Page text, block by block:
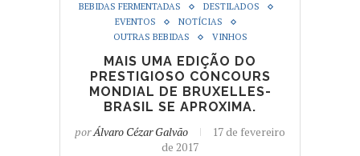
BEBIDAS FERMENTADAS
DESTILADOS
EVENTOS
NOTÍCIAS
OUTRAS BEBIDAS
VINHOS
MAIS UMA EDIÇÃO DO
PRESTIGIOSO CONCOURS
MONDIAL DE BRUXELLES-
BRASIL SE APROXIMA.
porÁlvaro Cézar Galvão
17 de fevereiro
de 2017